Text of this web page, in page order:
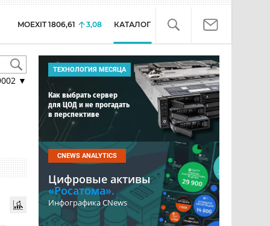
MOEXIT 1806,61 3,08 КАТАЛОГ
▼
ТЕХНОЛОГИЯ МЕСЯЦА
Как выбрать сервер
для ЦОД и не прогадать
в перспективе
CNEWS ANALYTICS
Цифровые активы
«Росатома».
Инфографика CNews